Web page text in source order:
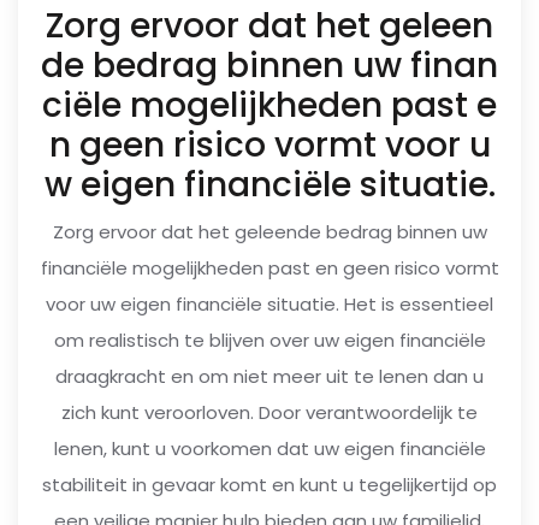
Zorg ervoor dat het geleen
de bedrag binnen uw finan
ciële mogelijkheden past e
n geen risico vormt voor u
w eigen financiële situatie.
Zorg ervoor dat het geleende bedrag binnen uw
financiële mogelijkheden past en geen risico vormt
voor uw eigen financiële situatie. Het is essentieel
om realistisch te blijven over uw eigen financiële
draagkracht en om niet meer uit te lenen dan u
zich kunt veroorloven. Door verantwoordelijk te
lenen, kunt u voorkomen dat uw eigen financiële
stabiliteit in gevaar komt en kunt u tegelijkertijd op